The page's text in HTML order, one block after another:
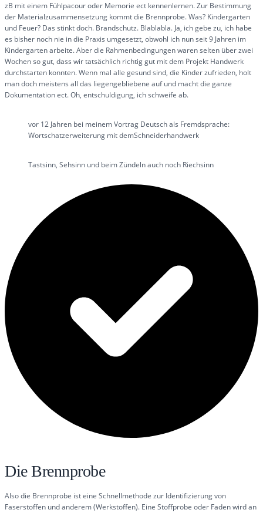
zB mit einem Fühlpacour oder Memorie ect kennenlernen. Zur Bestimmung
der Materialzusammensetzung kommt die Brennprobe. Was? Kindergarten
und Feuer? Das stinkt doch. Brandschutz. Blablabla. Ja, ich gebe zu, ich habe
es bisher noch nie in die Praxis umgesetzt, obwohl ich nun seit 9 Jahren im
Kindergarten arbeite. Aber die Rahmenbedingungen waren selten über zwei
Wochen so gut, dass wir tatsächlich richtig gut mit dem Projekt Handwerk
durchstarten konnten. Wenn mal alle gesund sind, die Kinder zufrieden, holt
man doch meistens all das liegengebliebene auf und macht die ganze
Dokumentation ect. Oh, entschuldigung, ich schweife ab.
vor 12 Jahren bei meinem Vortrag Deutsch als Fremdsprache:
Wortschatzerweiterung mit demSchneiderhandwerk
Tastsinn, Sehsinn und beim Zündeln auch noch Riechsinn
Die Brennprobe
Also die Brennprobe ist eine Schnellmethode zur Identifizierung von
Faserstoffen und anderem (Werkstoffen). Eine Stoffprobe oder Faden wird an